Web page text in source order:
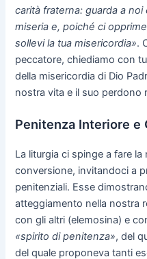
carità fraterna: guarda a
miseria e, poiché ci
sollevi la tua misericordia».
peccatore, chiediamo con
della misericordia di Dio
nostra vita e il suo perdono
Penitenza Interiore e
La liturgia ci spinge a fare
conversione, invitandoci a
penitenziali. Esse
atteggiamento nella nostra
con gli altri (elemosina) e
«spirito di penitenza», del
del quale proponeva tanti